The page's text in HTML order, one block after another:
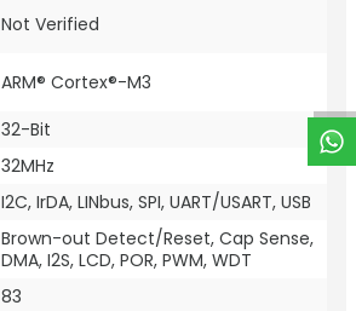
Not Verified
ARM® Cortex®-M3
32-Bit
32MHz
I2C, IrDA, LINbus, SPI, UART/USART, USB
Brown-out Detect/Reset, Cap Sense,
DMA, I2S, LCD, POR, PWM, WDT
83